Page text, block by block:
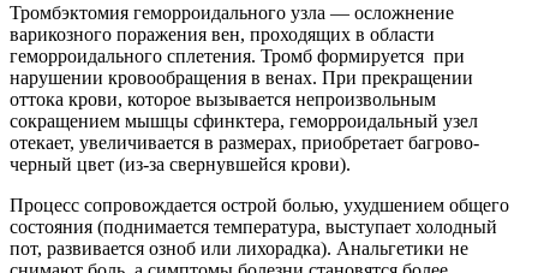
Тромбэктомия геморроидального узла — осложнение
варикозного поражения вен, проходящих в области
геморроидального сплетения. Тромб формируется при
нарушении кровообращения в венах. При прекращении
оттока крови, которое вызывается непроизвольным
сокращением мышцы сфинктера, геморроидальный узел
отекает, увеличивается в размерах, приобретает багрово-
черный цвет (из-за свернувшейся крови).
Процесс сопровождается острой болью, ухудшением общего
состояния (поднимается температура, выступает холодный
пот, развивается озноб или лихорадка). Анальгетики не